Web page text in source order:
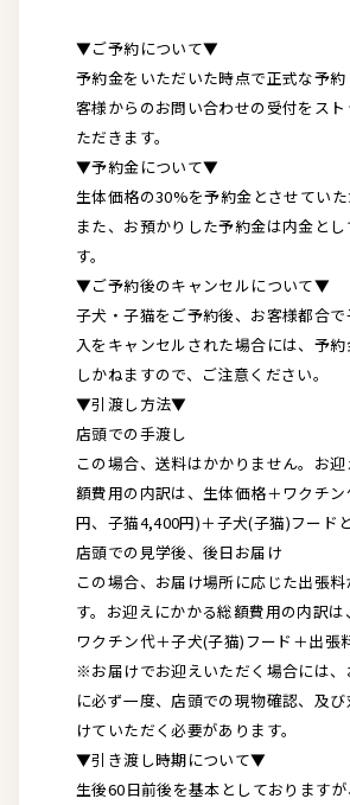
▼ご予約について▼
予約金をいただいた時点で正式な予約
客様からのお問い合わせの受付をスト
ただきます。
▼予約金について▼
生体価格の30%を予約金とさせていた
また、お預かりした予約金は内金とし
す。
▼ご予約後のキャンセルについて▼
子犬・子猫をご予約後、お客様都合
入をキャンセルされた場合には、予
しかねますので、ご注意ください。
▼引渡し方法▼
店頭での手渡し
この場合、送料はかかりません。お
額費用の内訳は、生体価格＋ワクチ
円、子猫4,400円)＋子犬(子猫)フードと
店頭での見学後、後日お届け
この場合、お届け場所に応じた出張
す。お迎えにかかる総額費用の内訳は
ワクチン代＋子犬(子猫)フード＋出張
※お届けでお迎えいただく場合には、
に必ず一度、店頭での現物確認、及
けていただく必要があります。
▼引き渡し時期について▼
生後60日前後を基本としております